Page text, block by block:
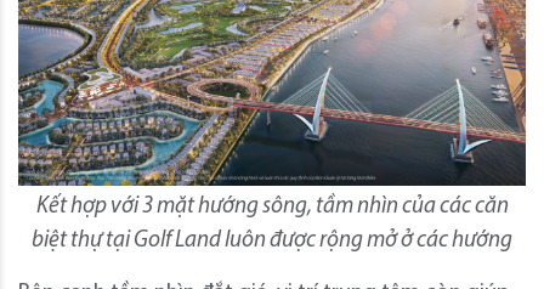
Kết hợp với 3 mặt hướng sông, tầm nhìn của các căn
biệt thự tại Golf Land luôn được rộng mở ở các hướng